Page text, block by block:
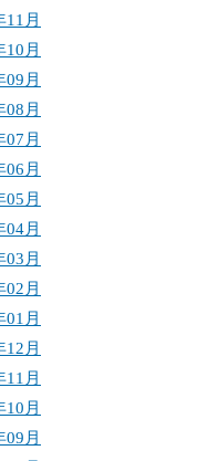
11月
10月
09月
08月
07月
06月
05月
04月
03月
02月
01月
12月
11月
10月
09月